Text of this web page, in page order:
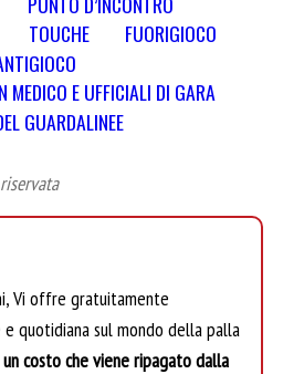
TOUCHE
FUORIGIOCO
MEDICO E UFFICIALI DI GARA
GUARDALINEE
Vi offre gratuitamente
e quotidiana sul mondo della palla
costo che viene ripagato dalla